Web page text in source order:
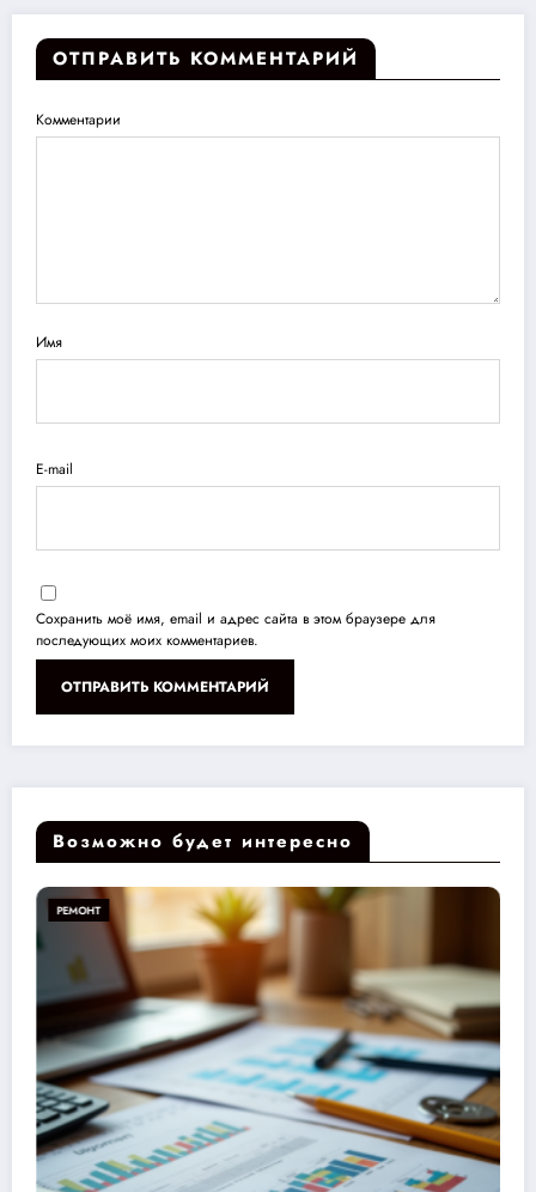
ОТПРАВИТЬ КОММЕНТАРИЙ
Комментарии
Имя
E-mail
Сохранить моё имя, email и адрес сайта в этом браузере для
последующих моих комментариев.
Возможно будет интересно
РЕМОНТ